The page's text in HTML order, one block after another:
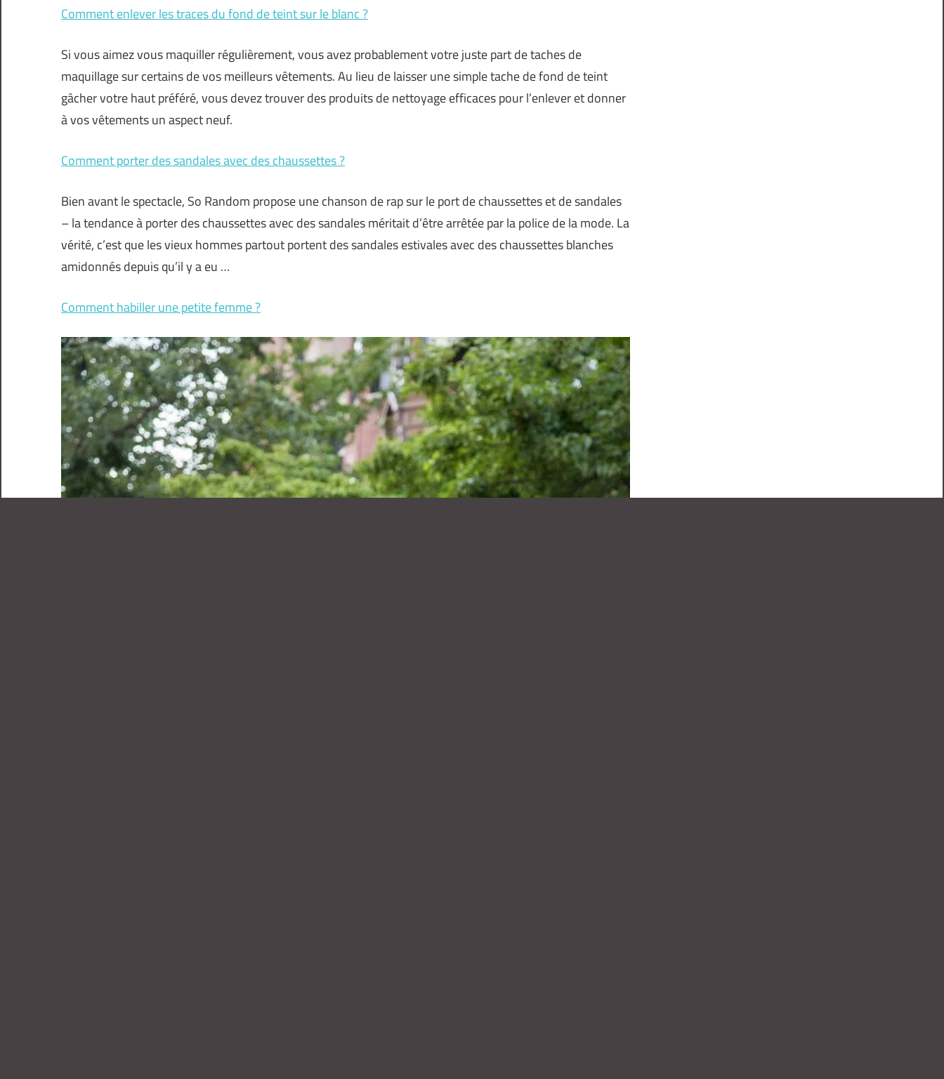
Comment enlever les traces du fond de teint sur le blanc ?
Si vous aimez vous maquiller régulièrement, vous avez probablement votre juste part de taches de
maquillage sur certains de vos meilleurs vêtements. Au lieu de laisser une simple tache de fond de teint
gâcher votre haut préféré, vous devez trouver des produits de nettoyage efficaces pour l’enlever et donner
à vos vêtements un aspect neuf.
Comment porter des sandales avec des chaussettes ?
Bien avant le spectacle, So Random propose une chanson de rap sur le port de chaussettes et de sandales
– la tendance à porter des chaussettes avec des sandales méritait d’être arrêtée par la police de la mode. La
vérité, c’est que les vieux hommes partout portent des sandales estivales avec des chaussettes blanches
amidonnés depuis qu’il y a eu …
Comment habiller une petite femme ?